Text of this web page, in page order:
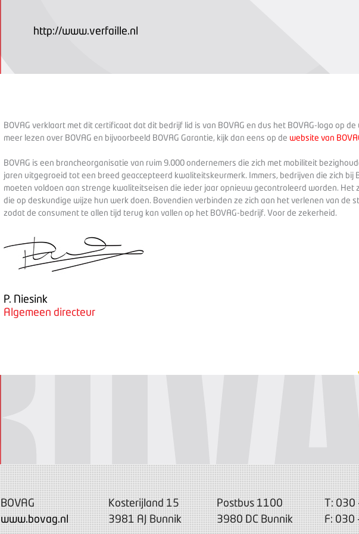
http://www.verfaille.nl
BOVAG verklaart met dit certificaat dat dit bedrijf lid is van BOVAG en dus het BOVAG-logo op
meer lezen over BOVAG en bijvoorbeeld BOVAG Garantie, kijk dan eens op de website van
BOVAG is een brancheorganisatie van ruim 9.000 ondernemers die zich met mobiliteit
jaren uitgegroeid tot een breed geaccepteerd kwaliteitskeurmerk. Immers, bedrijven die zich bij
moeten voldoen aan strenge kwaliteitseisen die ieder jaar opnieuw gecontroleerd worden. Het
die op deskundige wijze hun werk doen. Bovendien verbinden ze zich aan het verlenen van de
zodat de consument te allen tijd terug kan vallen op het BOVAG-bedrijf. Voor de zekerheid.
P. Niesink
Algemeen directeur
BOVAG
www.bovag.nl
Kosterijland 15
3981 AJ Bunnik
Postbus 1100
3980 DC Bunnik
T: 030
F: 030